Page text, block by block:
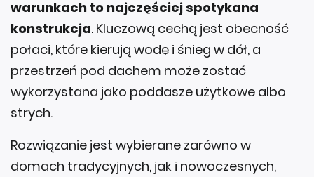
warunkach to najczęściej spotykana
konstrukcja. Kluczową cechą jest obecność
połaci, które kierują wodę i śnieg w dół, a
przestrzeń pod dachem może zostać
wykorzystana jako poddasze użytkowe albo
strych.
Rozwiązanie jest wybierane zarówno w
domach tradycyjnych, jak i nowoczesnych,